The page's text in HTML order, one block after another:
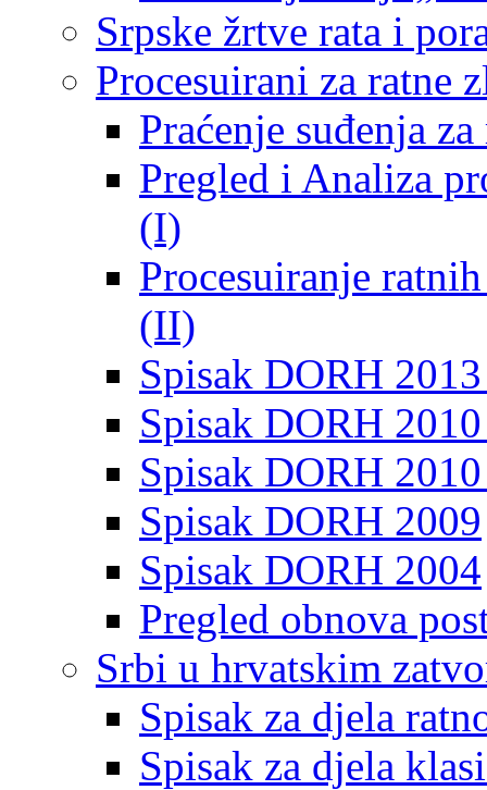
Srpske žrtve rata i
Procesuirani za ratne
Praćenje suđenja
Pregled i Analiza
(I)
Procesuiranje
(II)
Spisak DORH
Spisak DORH
Spisak DORH
Spisak DORH 2009
Spisak DORH 2004
Pregled obnova
Srbi u hrvatskim
Spisak za djela
Spisak za djela